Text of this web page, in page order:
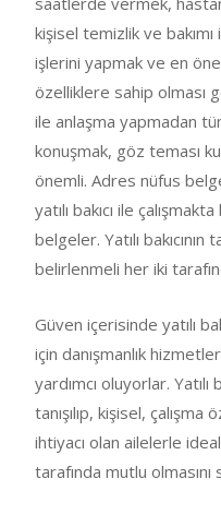
kişisel temizlik ve
işlerini yapmak ve en
özelliklere sahip olması
ile anlaşma yapmadan
konuşmak, göz teması
önemli. Adres nüfus
yatılı bakıcı ile
belgeler. Yatılı
belirlenmeli her iki
Güven içerisinde yatılı
için danışmanlık
yardımcı oluyorlar. Yatılı
tanışılıp, kişisel,
ihtiyacı olan ailelerle
tarafında mutlu olmasını